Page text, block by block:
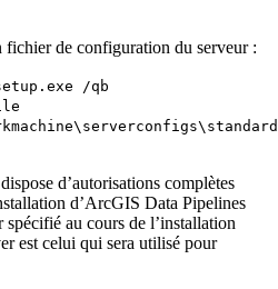
fichier de configuration du serveur :
/qb
d’autorisations complètes
d’ArcGIS Data Pipelines
au cours de l’installation
est celui qui sera utilisé pour